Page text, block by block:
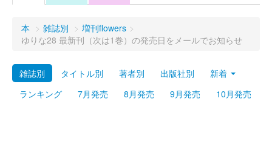
購入管理
Myシェルフ
プレミアム
本 > 雑誌別 > 増刊flowers >
ゆりな28 最新刊（次は1巻）の発売日をメールでお知らせ
雑誌別 タイトル別 著者別 出版社別
新着
ランキング
7月発売 8月発売 9月発売 10月発売